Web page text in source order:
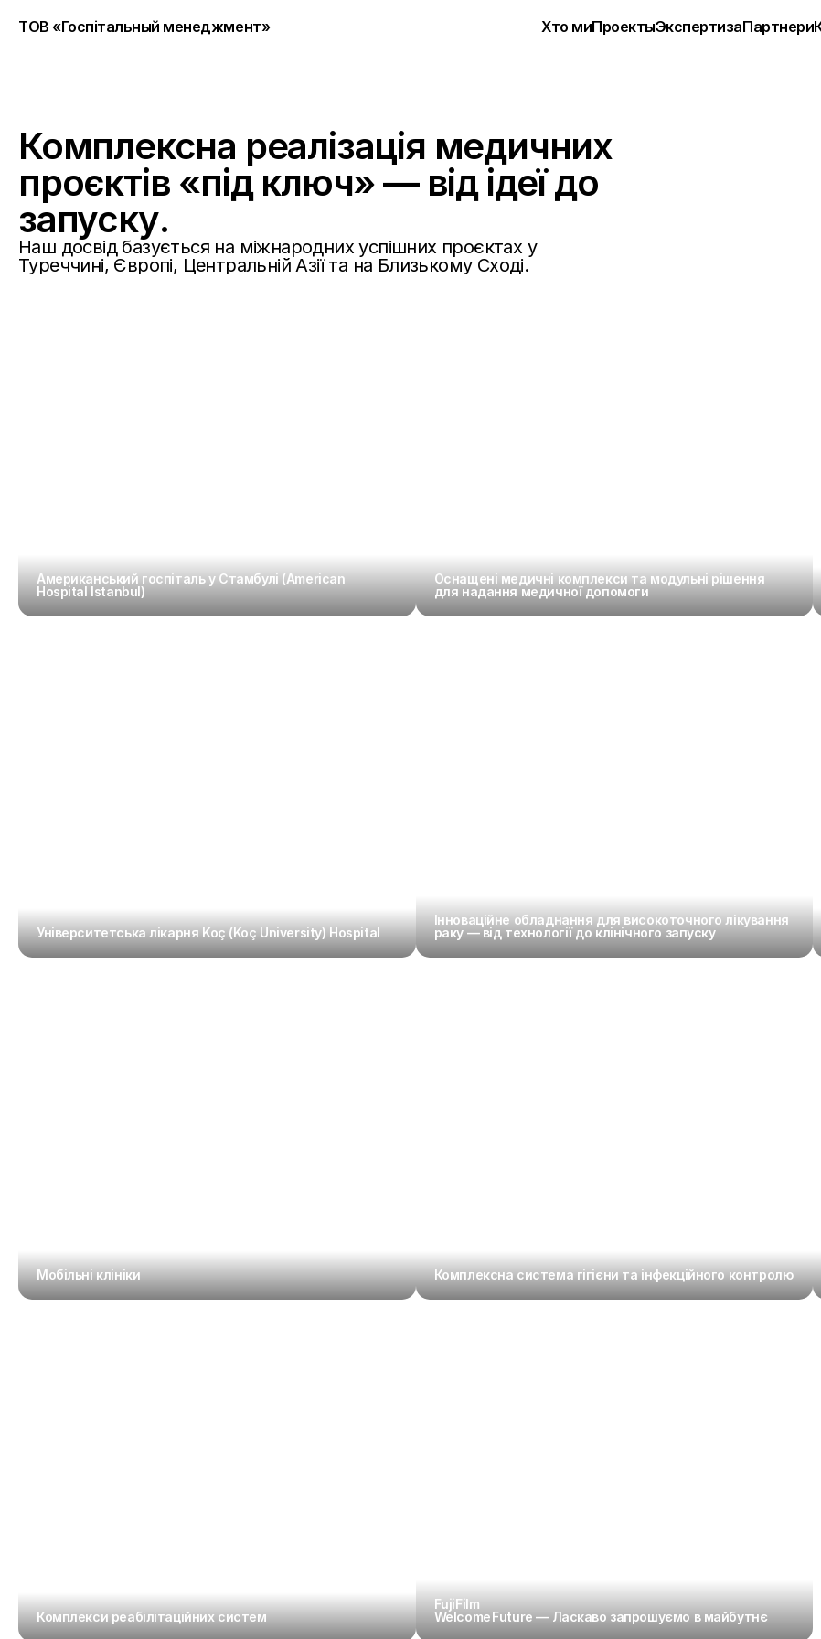
ТОВ «Госпiтальный менеджмент» Хто миПроектыЭкспертизаПартнери
Комплексна реалізація медичних
проєктів «під ключ» — від ідеї до
запуску.
Наш досвід базується на міжнародних успішних проєктах у
Туреччині, Європі, Центральній Азії та на Близькому Сході.
Американський госпіталь у Стамбулі (American
Hospital Istanbul)
Оснащені медичні комплекси та модульні рішення
для надання медичної допомоги
Університетська лікарня Koç (Koç University) Hospital
Інноваційне обладнання для високоточного лікування
раку — від технології до клінічного запуску
Мобiльнi клініки Комплексна система гігієни та інфекційного контролю
Комплекси реабілітаційних систем
FujiFilm
Welcome Future — Ласкаво запрошуємо в майбутнє